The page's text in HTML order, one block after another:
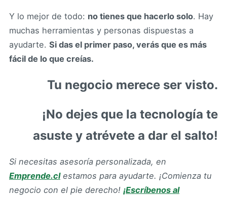
Y lo mejor de todo: no tienes que hacerlo solo. Hay
muchas herramientas y personas dispuestas a
ayudarte. Si das el primer paso, verás que es más
fácil de lo que creías.
Tu negocio merece ser visto.
¡No dejes que la tecnología te
asuste y atrévete a dar el salto!
Si necesitas asesoría personalizada, en
Emprende.clestamos para ayudarte. ¡Comienza tu
negocio con el pie derecho! ¡Escríbenos al